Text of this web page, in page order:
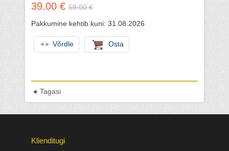
39.00 € 59.00 €
Pakkumine kehtib kuni: 31.08.2026
Võrdle Osta
Tagasi
Klienditugi